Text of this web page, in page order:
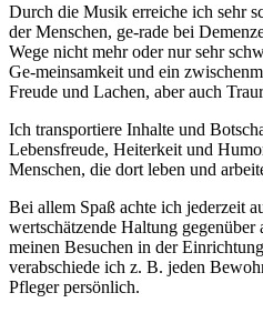
Durch die Musik erreiche ich sehr
der Menschen, ge-rade bei
Wege nicht mehr oder nur sehr
Ge-meinsamkeit und ein
Freude und Lachen, aber auch
Ich transportiere Inhalte und
Lebensfreude, Heiterkeit und
Menschen, die dort leben und
Bei allem Spaß achte ich jederzeit
wertschätzende Haltung
meinen Besuchen in der
verabschiede ich z. B. jeden
Pfleger persönlich.